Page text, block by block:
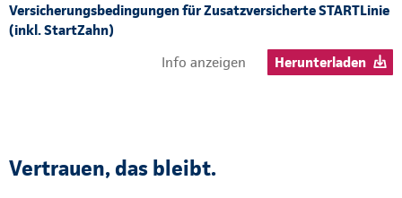
Versicherungsbedingungen für Zusatzversicherte STARTLinie
(inkl. StartZahn)
Info anzeigen
Herunterladen
Vertrauen, das bleibt.